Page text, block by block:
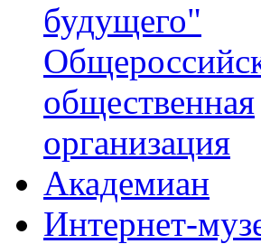
будущего"
общественная
организация
Академиан
Интернет-